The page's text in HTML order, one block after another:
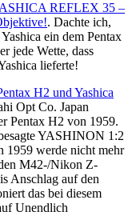
REFLEX 35 –
. Dachte ich,
ein dem Pentax
jede Wette, dass
lieferte!
H2 und Yashica
Opt Co. Japan
Pentax H2 von 1959.
YASHINON 1:2
1959 werde nicht mehr
M42-/Nikon Z-
Anschlag auf den
das bei diesem
Unendlich